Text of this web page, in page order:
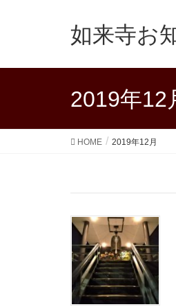
如来寺お
2019年12
HOME 2019年12月